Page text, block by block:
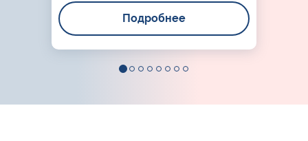
Подробнее